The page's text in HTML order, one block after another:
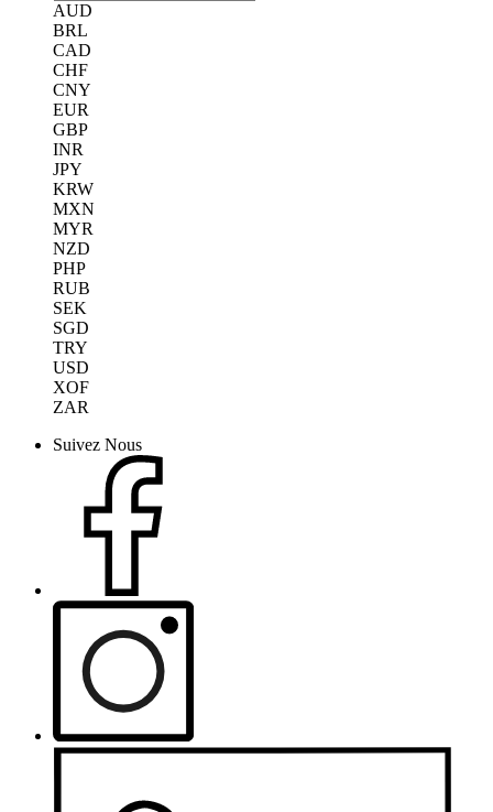
AUD
BRL
CAD
CHF
CNY
EUR
GBP
INR
JPY
KRW
MXN
MYR
NZD
PHP
RUB
SEK
SGD
TRY
USD
XOF
ZAR
Suivez Nous